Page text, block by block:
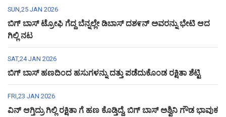
SUN,25 JAN 2026
ಬಿಗ್ ಬಾಸ್ ಟ್ರೋಫಿ ಗೆದ್ದ ಬೆನ್ನಲ್ಲೇ ಡಿಬಾಸ್ ದಶ೯ನ್ ಅವರನ್ನು ಭೇಟಿ ಆದ
ಗಿಲ್ಲಿ ನಟ
SAT,24 JAN 2026
ಬಿಗ್ ಬಾಸ್ ಹಣದಿಂದ ಹಸುಗಳನ್ನು ದತ್ತು ಪಡೆದುಕೊಂಡ ರಕ್ಷಿತಾ ಶೆಟ್ಟಿ
FRI,23 JAN 2026
ವಿನ್ ಆಗ್ತಿದ್ರು ಗಿಲ್ಲಿ ರಕ್ಷಿತಾ ಗೆ ಹಣ ಕೊಡ್ತಿದ್ದೆ, ಬಿಗ್ ಬಾಸ್ ಅಶ್ವಿನಿ ಗೌಡ ಭಾವುಕ